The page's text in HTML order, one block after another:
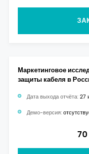
Маркетинговое
защиты кабеля в
Дата выхода отчёта: 27
Демо-версия: